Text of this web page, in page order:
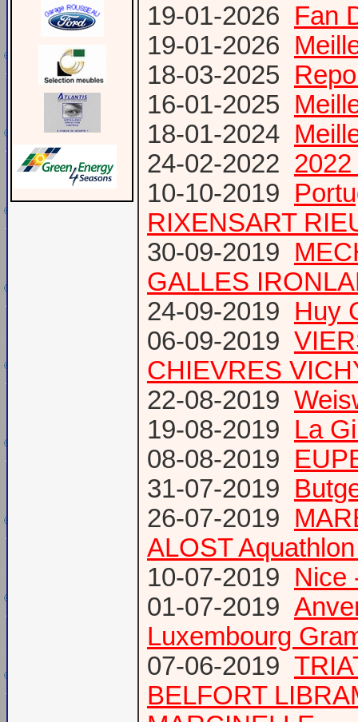
19-01-2026 Fan
19-01-2026
18-03-2025
16-01-2025
18-01-2024
24-02-2022
10-10-2019
RIXENSART
30-09-2019
GALLES
24-09-2019 Huy
06-09-2019
CHIEVRES
22-08-2019
19-08-2019 La
08-08-2019
31-07-2019
26-07-2019
ALOST
10-07-2019 Nice
01-07-2019
Luxembourg
07-06-2019
BELFORT